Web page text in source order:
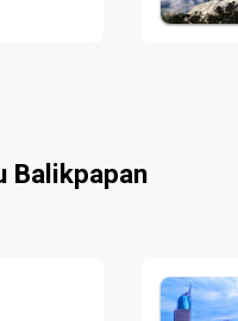
Balikpapan